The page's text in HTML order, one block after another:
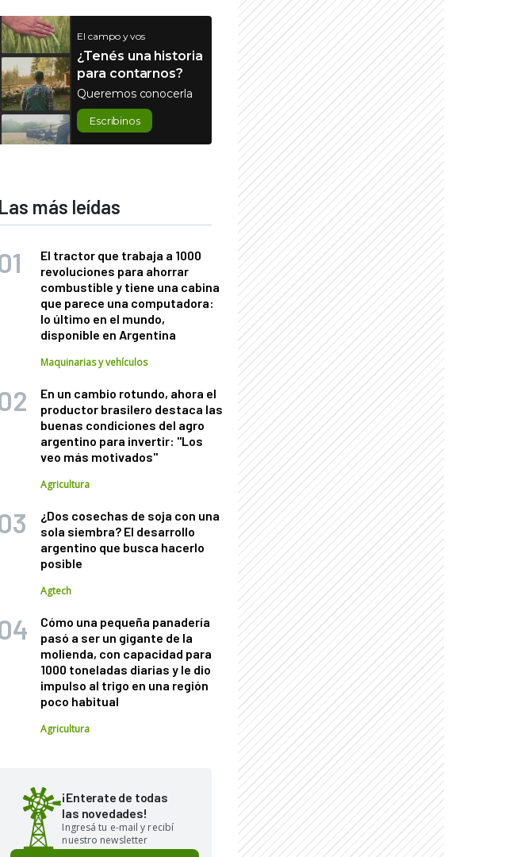
El campo y vos
¿Tenés una historia
para contarnos?
Queremos conocerla
Escribinos
Las más leídas
El tractor que trabaja a 1000
revoluciones para ahorrar
combustible y tiene una cabina
que parece una computadora:
lo último en el mundo,
disponible en Argentina
Maquinarias y vehículos
En un cambio rotundo, ahora el
productor brasilero destaca las
buenas condiciones del agro
argentino para invertir: "Los
veo más motivados"
Agricultura
¿Dos cosechas de soja con una
sola siembra? El desarrollo
argentino que busca hacerlo
posible
Agtech
Cómo una pequeña panadería
pasó a ser un gigante de la
molienda, con capacidad para
1000 toneladas diarias y le dio
impulso al trigo en una región
poco habitual
Agricultura
¡Enterate de todas
las novedades!
Ingresá tu e-mail y recibí
nuestro newsletter